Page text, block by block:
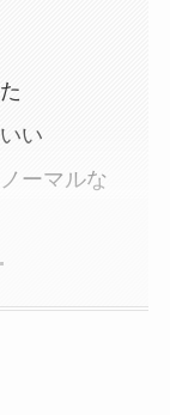
い
ーマルな